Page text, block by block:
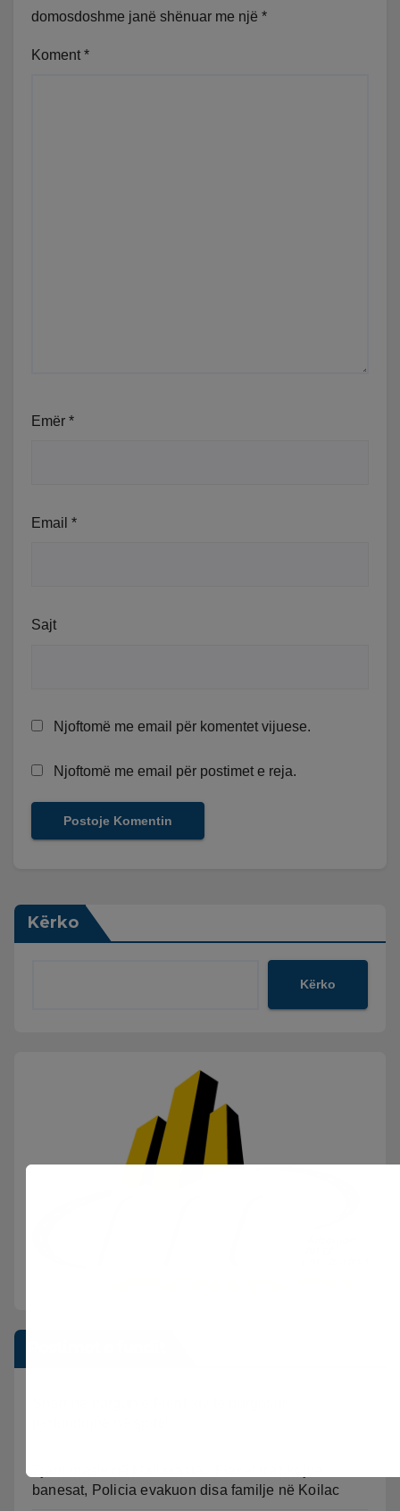
domosdoshme janë shënuar me një *
Koment *
Emër *
Email *
Sajt
Njoftomë me email për komentet vijuese.
Njoftomë me email për postimet e reja.
Kërko
Kërko
banesat, Policia evakuon disa familje në Koilac